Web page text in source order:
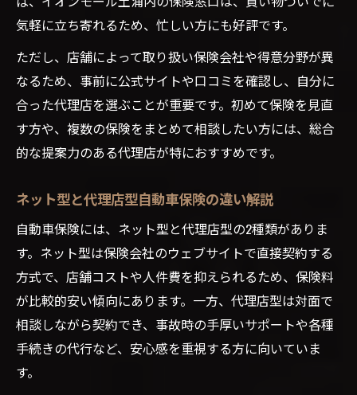
気軽に立ち寄れるため、忙しい方にも好評です。
ただし、店舗によって取り扱い保険会社や得意分野が異
なるため、事前に公式サイトや口コミを確認し、自分に
合った代理店を選ぶことが重要です。初めて保険を見直
す方や、複数の保険をまとめて相談したい方には、総合
的な提案力のある代理店が特におすすめです。
ネット型と代理店型自動車保険の違い解説
自動車保険には、ネット型と代理店型の2種類がありま
す。ネット型は保険会社のウェブサイトで直接契約する
方式で、店舗コストや人件費を抑えられるため、保険料
が比較的安い傾向にあります。一方、代理店型は対面で
相談しながら契約でき、事故時の手厚いサポートや各種
手続きの代行など、安心感を重視する方に向いていま
す。